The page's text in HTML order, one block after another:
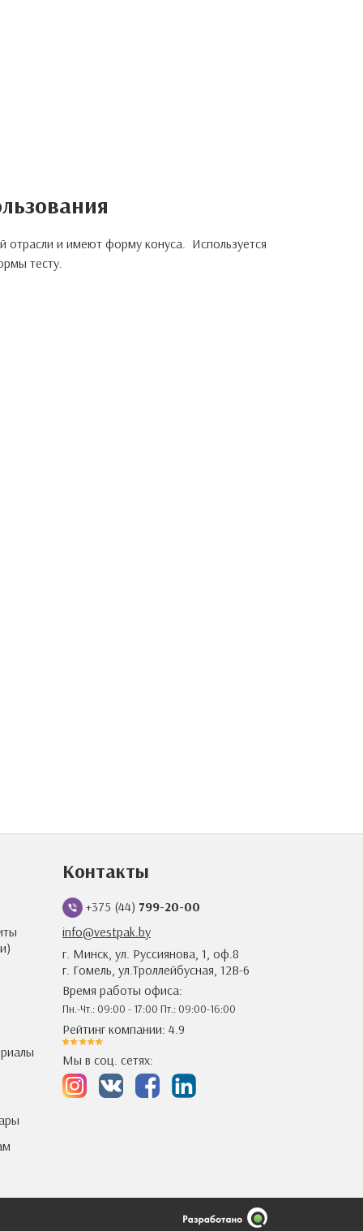
и имеют форму конуса. Используется
тесту.
Контакты
+375 (44) 799-20-00
info@vestpak.by
г. Минск, ул. Руссиянова, 1, оф.8
г. Гомель, ул.Троллейбусная, 12В-6
Время работы офиса:
Пн.-Чт.: 09:00 - 17:00 Пт.: 09:00-16:00
Рейтинг компании: 4.9
Мы в соц. сетях: